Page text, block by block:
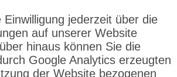
Einwilligung jederzeit über die
auf unserer Website
hinaus können Sie die
Google Analytics erzeugten
der Website bezogenen